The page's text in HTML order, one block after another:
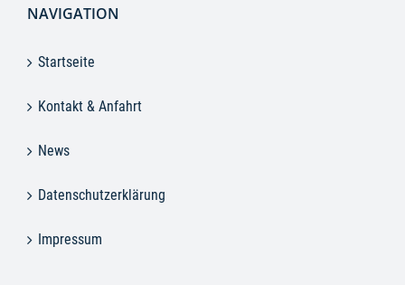
NAVIGATION
Startseite
Kontakt & Anfahrt
News
Datenschutzerklärung
Impressum